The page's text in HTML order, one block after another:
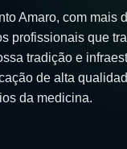
Amaro, com mais
profissionais que
tradição e
de alta
da medicina.